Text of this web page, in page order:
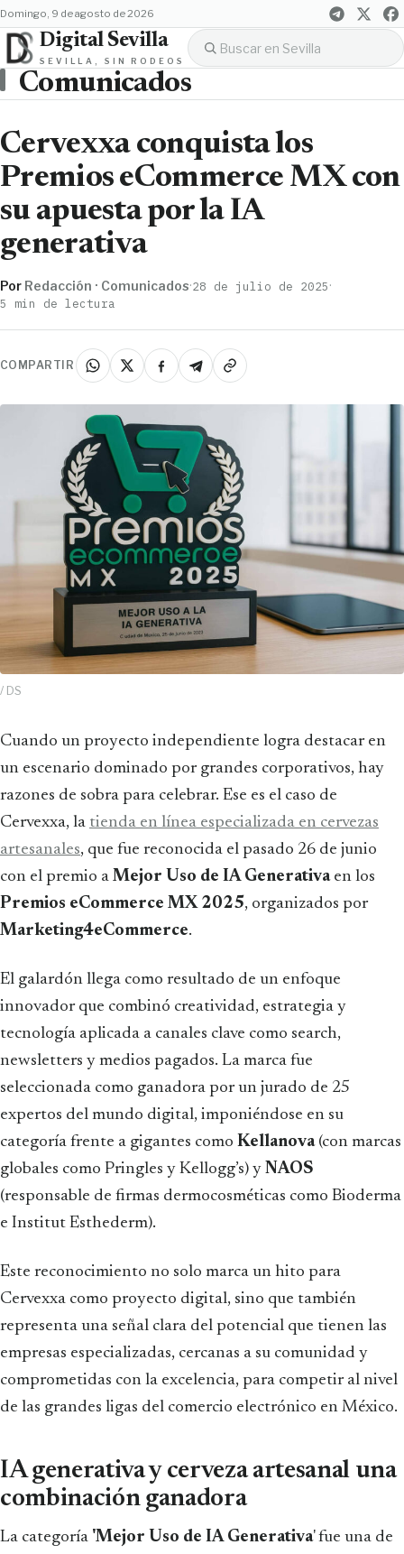
domingo, 9 de agosto de 2026
Digital Sevilla
SEVILLA, SIN RODEOS
Comunicados
Cervexxa conquista los
Premios eCommerce MX con
su apuesta por la IA
generativa
Por Redacción · Comunicados·28 de julio de 2025·
5 min de lectura
COMPARTIR
/ DS
Cuando un proyecto independiente logra destacar en
un escenario dominado por grandes corporativos, hay
razones de sobra para celebrar. Ese es el caso de
Cervexxa, la tienda en línea especializada en cervezas
artesanales, que fue reconocida el pasado 26 de junio
con el premio a Mejor Uso de IA Generativaen los
Premios eCommerce MX 2025, organizados por
Marketing4eCommerce.
El galardón llega como resultado de un enfoque
innovador que combinó creatividad, estrategia y
tecnología aplicada a canales clave como search,
newsletters y medios pagados. La marca fue
seleccionada como ganadora por un jurado de 25
expertos del mundo digital, imponiéndose en su
categoría frente a gigantes como Kellanova(con marcas
globales como Pringles y Kellogg’s) y NAOS
(responsable de firmas dermocosméticas como Bioderma
e Institut Esthederm).
Este reconocimiento no solo marca un hito para
Cervexxa como proyecto digital, sino que también
representa una señal clara del potencial que tienen las
empresas especializadas, cercanas a su comunidad y
comprometidas con la excelencia, para competir al nivel
de las grandes ligas del comercio electrónico en México.
IA generativa y cerveza artesanal una
combinación ganadora
La categoría 'Mejor Uso de IA Generativa' fue una de